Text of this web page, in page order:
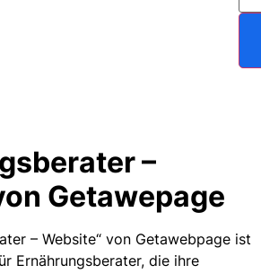
–
Getawepage
– Website“ von Getawebpage ist
Ernährungsberater, die ihre